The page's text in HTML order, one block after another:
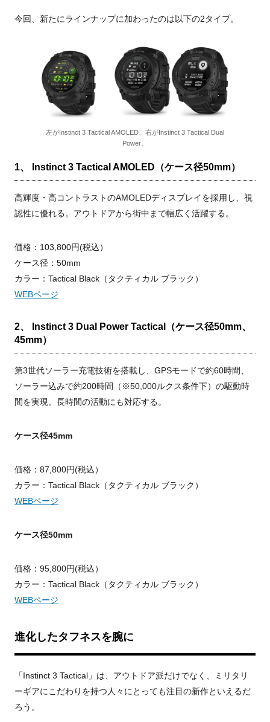
今回、新たにラインナップに加わったのは以下の2タイプ。
左がInstinct 3 Tactical AMOLED、右がInstinct 3 Tactical Dual
Power。
1、 Instinct 3 Tactical AMOLED（ケース径50mm）
高輝度・高コントラストのAMOLEDディスプレイを採用し、視
認性に優れる。アウトドアから街中まで幅広く活躍する。
価格：103,800円(税込）
ケース径：50mm
カラー：Tactical Black（タクティカル ブラック）
WEBページ
2、 Instinct 3 Dual Power Tactical（ケース径50mm、
45mm）
第3世代ソーラー充電技術を搭載し、GPSモードで約60時間、
ソーラー込みで約200時間（※50,000ルクス条件下）の駆動時
間を実現。長時間の活動にも対応する。
ケース径45mm
価格：87,800円(税込）
カラー：Tactical Black（タクティカル ブラック）
WEBページ
ケース径50mm
価格：95,800円(税込）
カラー：Tactical Black（タクティカル ブラック）
WEBページ
進化したタフネスを腕に
「Instinct 3 Tactical」は、アウトドア派だけでなく、ミリタリ
ーギアにこだわりを持つ人々にとっても注目の新作といえるだ
ろう。